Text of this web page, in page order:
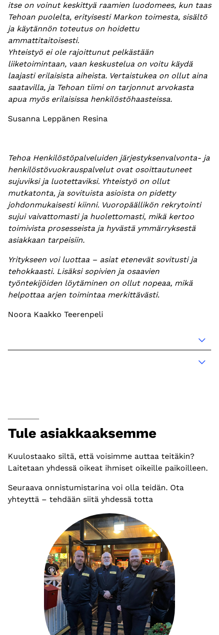
itse on voinut keskittyä raamien luodomees, kun taas
Tehoan puolelta, erityisesti Markon toimesta, sisältö
ja käytännön toteutus on hoidettu
ammattitaitoisesti.
Yhteistyö ei ole rajoittunut pelkästään
liiketoimintaan, vaan keskustelua on voitu käydä
laajasti erilaisista aiheista. Vertaistukea on ollut aina
saatavilla, ja Tehoan tiimi on tarjonnut arvokasta
apua myös erilaisissa henkilöstöhaasteissa.
Susanna Leppänen Resina
Tehoa Henkilöstöpalveluiden järjestyksenvalvonta- ja
henkilöstövuokrauspalvelut ovat osoittautuneet
sujuviksi ja luotettaviksi. Yhteistyö on ollut
mutkatonta, ja sovituista asioista on pidetty
johdonmukaisesti kiinni. Vuoropäällikön rekrytointi
sujui vaivattomasti ja huolettomasti, mikä kertoo
toimivista prosesseista ja hyvästä ymmärryksestä
asiakkaan tarpeisiin.
Yritykseen voi luottaa – asiat etenevät sovitusti ja
tehokkaasti. Lisäksi sopivien ja osaavien
työntekijöiden löytäminen on ollut nopeaa, mikä
helpottaa arjen toimintaa merkittävästi.
Noora Kaakko Teerenpeli
Tule asiakkaaksemme
Kuulostaako siltä, että voisimme auttaa teitäkin?
Laitetaan yhdessä oikeat ihmiset oikeille paikoilleen.
Seuraava onnistumistarina voi olla teidän. Ota
yhteyttä – tehdään siitä yhdessä totta